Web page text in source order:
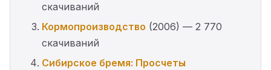
скачиваний
Кормопроизводство (2006) — 2 770
скачиваний
Сибирское бремя: Просчеты